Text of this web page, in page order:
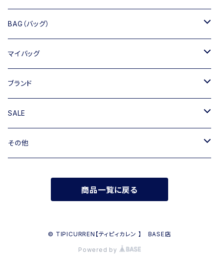
BAG（バッグ）
トートバッグ
ショルダーバッグ
ハンドバッグ
ミニバッグ・クラッチバッグ
マイバッグ
キャンバス
ブランド
TIPICURREN
M rose
FERUUCCIO VECCHI
SALE
バッグ
その他
商品一覧に戻る
© TIPICURREN【ティピィカレン 】 BASE店
Powered by